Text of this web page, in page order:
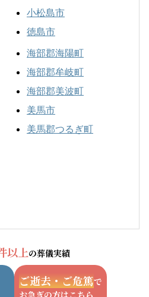
小松島市
徳島市
海部郡海陽町
海部郡牟岐町
海部郡美波町
美馬市
美馬郡つるぎ町
以上の葬儀実績
ご逝去・ご危篤で
お急ぎの方はこちら